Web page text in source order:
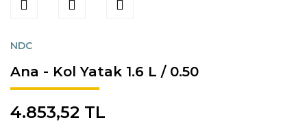
NDC
Ana - Kol Yatak 1.6 L / 0.50
4.853,52 TL